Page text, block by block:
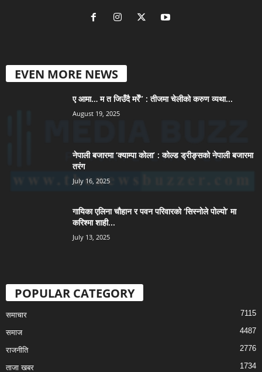
EVEN MORE NEWS
ए आमा… म त जिउँदै मरेँ” : तीजमा चेलीको करुण व्यथा...
August 19, 2025
नेपाली बजारमा ‘क्याम्पा कोला’ : कोल्ड ड्रीङ्सको नेपाली बजारमा
तरंग
July 16, 2025
गायिका एलिना चौहान र पवन परिवारको ‘सिस्नोले पोल्यो’ मा
करिश्मा शाही...
July 13, 2025
POPULAR CATEGORY
समाचार 7115
समाज 4487
राजनीति 2776
ताजा खबर 1734